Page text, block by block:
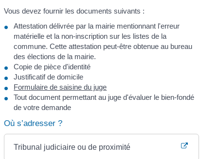
Vous devez fournir les documents suivants :
Attestation délivrée par la mairie mentionnant l'erreur
matérielle et la non-inscription sur les listes de la
commune. Cette attestation peut-être obtenue au bureau
des élections de la mairie.
Copie de pièce d'identité
Justificatif de domicile
Formulaire de saisine du juge
Tout document permettant au juge d'évaluer le bien-fondé
de votre demande
Où s’adresser ?
Tribunal judiciaire ou de proximité